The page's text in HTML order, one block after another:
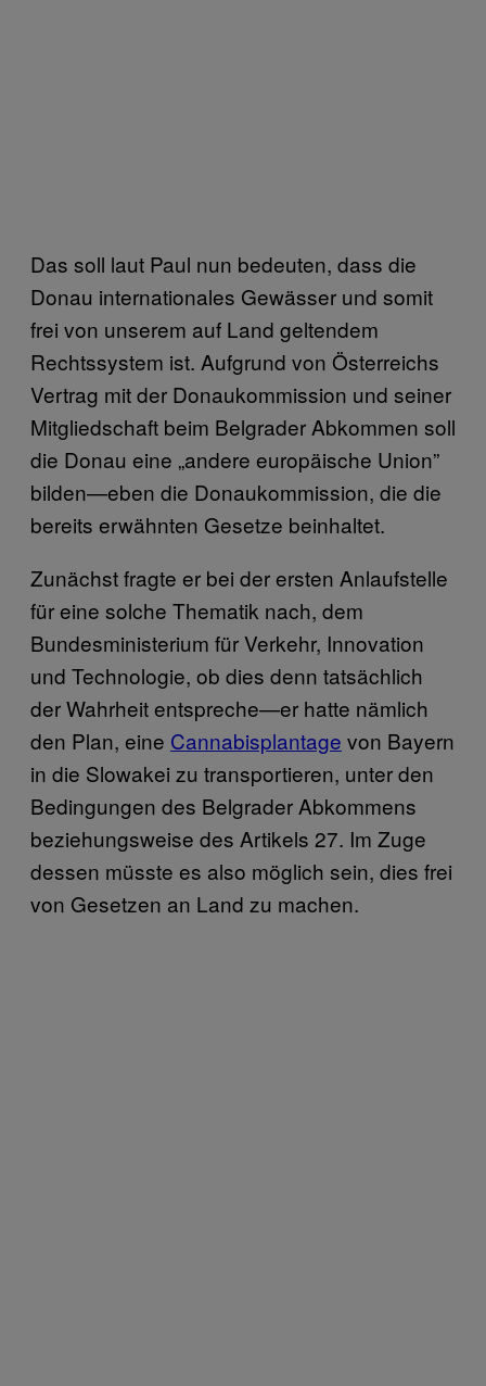
Das soll laut Paul nun bedeuten, dass die
Donau internationales Gewässer und somit
frei von unserem auf Land geltendem
Rechtssystem ist. Aufgrund von Österreichs
Vertrag mit der Donaukommission und seiner
Mitgliedschaft beim Belgrader Abkommen soll
die Donau eine „andere europäische Union”
bilden—eben die Donaukommission, die die
bereits erwähnten Gesetze beinhaltet.
Zunächst fragte er bei der ersten Anlaufstelle
für eine solche Thematik nach, dem
Bundesministerium für Verkehr, Innovation
und Technologie, ob dies denn tatsächlich
der Wahrheit entspreche—er hatte nämlich
den Plan, eine Cannabisplantage von Bayern
in die Slowakei zu transportieren, unter den
Bedingungen des Belgrader Abkommens
beziehungsweise des Artikels 27. Im Zuge
dessen müsste es also möglich sein, dies frei
von Gesetzen an Land zu machen.